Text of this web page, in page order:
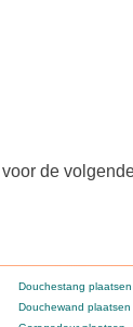
de
Douchestang plaatsen
Douchewand plaatsen